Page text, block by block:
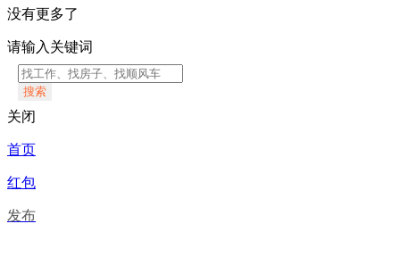
没有更多了
请输入关键词
搜索
关闭
首页
红包
发布